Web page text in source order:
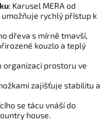
: Karusel MERA od
umožňuje rychlý přístup k
dřeva s mírně tmavší,
kouzlo a teplý
organizaci prostoru ve
zajišťuje stabilitu a
se tácu vnáší do
house.